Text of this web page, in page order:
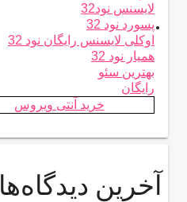
.لایسنس نود32
پسورد نود 32
اوکلی لایسنس رایگان نود 32
همیار نود 32
بهترین سئو
رایگان
خرید آنتی ویروس
آخرین دیدگاه‌ها